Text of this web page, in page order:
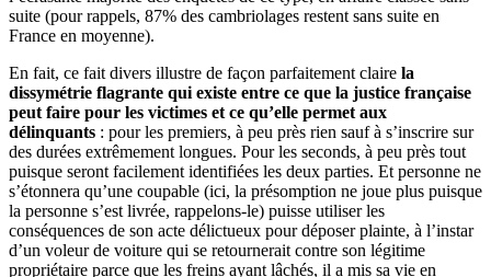
suite (pour rappels, 87% des cambriolages restent sans suite en
France en moyenne).
En fait, ce fait divers illustre de façon parfaitement claire la
dissymétrie flagrante qui existe entre ce que la justice française
peut faire pour les victimes et ce qu’elle permet aux
délinquants : pour les premiers, à peu près rien sauf à s’inscrire sur
des durées extrêmement longues. Pour les seconds, à peu près tout
puisque seront facilement identifiées les deux parties. Et personne ne
s’étonnera qu’une coupable (ici, la présomption ne joue plus puisque
la personne s’est livrée, rappelons-le) puisse utiliser les
conséquences de son acte délictueux pour déposer plainte, à l’instar
d’un voleur de voiture qui se retournerait contre son légitime
propriétaire parce que les freins ayant lâchés, il a mis sa vie en